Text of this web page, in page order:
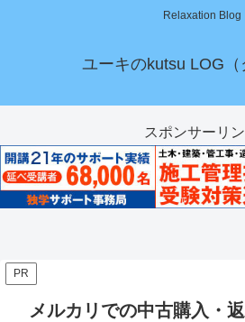
Relaxation Blog
ユーキのkutsu LOG（
スポンサーリ
PR
メルカリでの中古購入・